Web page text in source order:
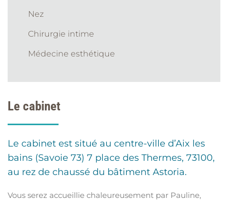
Nez
Chirurgie intime
Médecine esthétique
Le cabinet
Le cabinet est situé au centre-ville d’Aix les
bains (Savoie 73) 7 place des Thermes, 73100,
au rez de chaussé du bâtiment Astoria.
Vous serez accueillie chaleureusement par Pauline,